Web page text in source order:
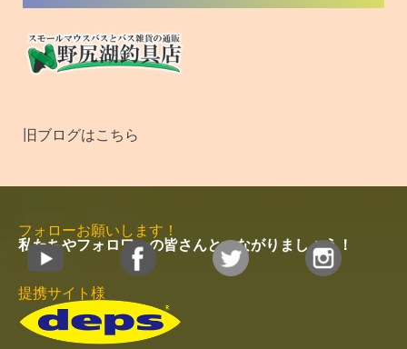
旧ブログはこちら
フォローお願いします！
私たちやフォロワーの皆さんとつながりましょう！
提携サイト様